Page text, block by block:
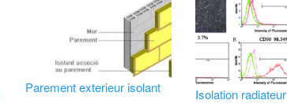
Parement exterieur isolant Isolation radiateur